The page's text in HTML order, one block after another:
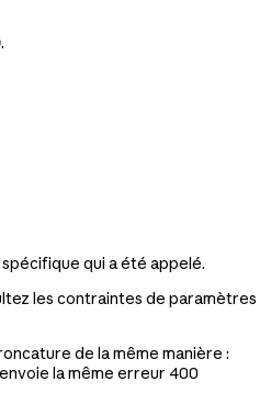
.
qui a été appelé.
les contraintes de paramètres
de la même manière :
la même erreur 400